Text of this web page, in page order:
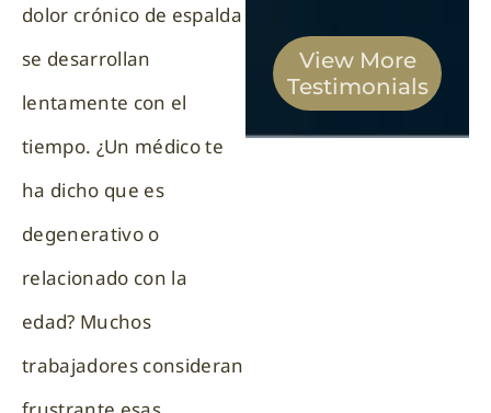
dolor crónico de espalda
se desarrollan
lentamente con el
tiempo. ¿Un médico te
ha dicho que es
degenerativo o
relacionado con la
edad? Muchos
trabajadores consideran
View More
Testimonials